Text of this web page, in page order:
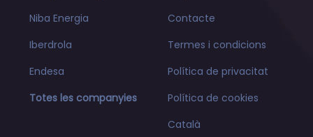
Niba Energia
Iberdrola
Endesa
Totes les companyies
Contacte
Termes i condicions
Política de privacitat
Política de cookies
Català